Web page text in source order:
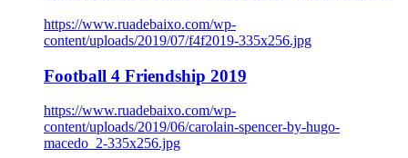
https://www.ruadebaixo.com/wp-
content/uploads/2019/07/f4f2019-335x256.jpg
Football 4 Friendship 2019
https://www.ruadebaixo.com/wp-
content/uploads/2019/06/carolain-spencer-by-hugo-
macedo_2-335x256.jpg